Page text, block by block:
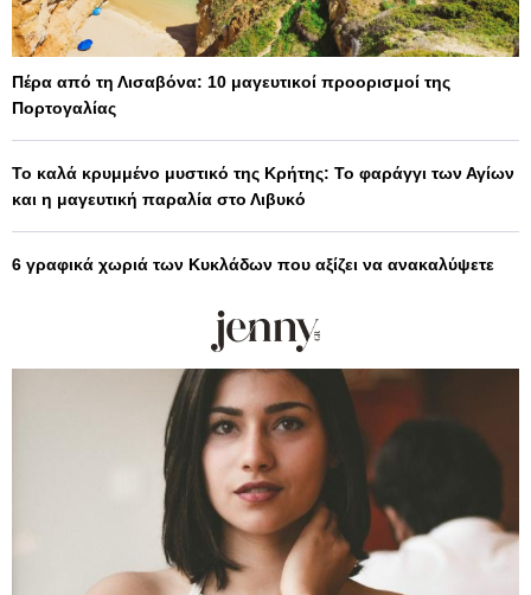
Πέρα από τη Λισαβόνα: 10 μαγευτικοί προορισμοί της
Πορτογαλίας
Το καλά κρυμμένο μυστικό της Κρήτης: Το φαράγγι των Αγίων
και η μαγευτική παραλία στο Λιβυκό
6 γραφικά χωριά των Κυκλάδων που αξίζει να ανακαλύψετε